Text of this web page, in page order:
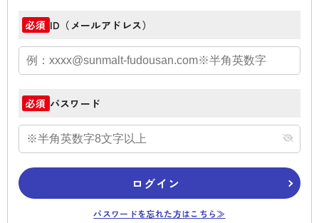
必須 ID（メールアドレス）
必須 パスワード
ログイン
パスワードを忘れた方はこちら≫